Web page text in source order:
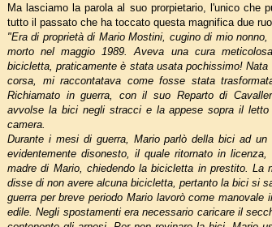
Ma lasciamo la parola al suo prorpietario, l'unico che
tutto il passato che ha toccato questa magnifica due
"Era di proprietà di Mario Mostini, cugino di mio nonno,
morto nel maggio 1989. Aveva una cura
bicicletta, praticamente è stata usata pochissimo! Nata
corsa, mi raccontatava come fosse stata
Richiamato in guerra, con il suo Reparto di
avvolse la bici negli stracci e la appese sopra il letto
camera.
Durante i mesi di guerra, Mario parlò della bici ad un
evidentemente disonesto, il quale ritornato in
madre di Mario, chiedendo la bicicletta in prestito. La
disse di non avere alcuna bicicletta, pertanto la bici si
guerra per breve periodo Mario lavorò come manovale
edile. Negli spostamenti era necessario caricare il